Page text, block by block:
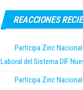
REACCIONES
Participa Zinc
Laboral del Sistema DIF
Participa Zinc